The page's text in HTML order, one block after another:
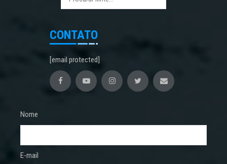
CONTATO
[email protected]
Nome
E-mail